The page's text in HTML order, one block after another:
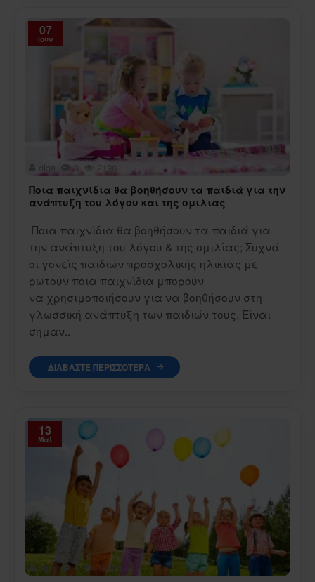
07
Ιουν
olga 0 2198
Ποια παιχνίδια θα βοηθήσουν τα παιδιά για την
ανάπτυξη του λόγου και της ομιλιας
Ποια παιχνίδια θα βοηθήσουν τα παιδιά για
την ανάπτυξη του λόγου & της ομιλίας; Συχνά
οι γονείς παιδιών προσχολικής ηλικίας με
ρωτούν ποια παιχνίδια μπορούν
να χρησιμοποιήσουν για να βοηθήσουν στη
γλωσσική ανάπτυξη των παιδιών τους. Είναι
σημαν..
ΔΙΑΒΆΣΤΕ ΠΕΡΙΣΣΌΤΕΡΑ
13
Μαΐ
olga 0 18805